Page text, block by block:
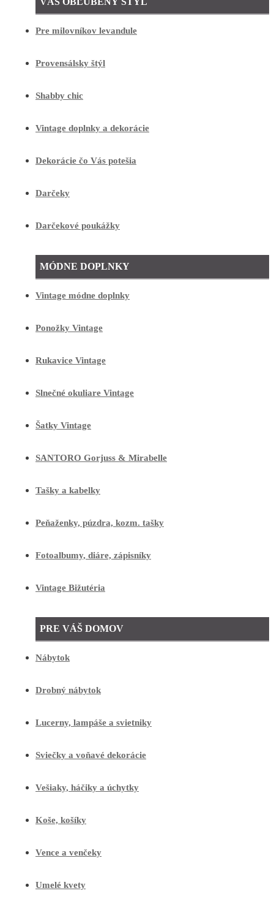
Pre milovníkov levandule
Provensálsky štýl
Shabby chic
Vintage doplnky a dekorácie
Dekorácie čo Vás potešia
Darčeky
Darčekové poukážky
MÓDNE DOPLNKY
Vintage módne doplnky
Ponožky Vintage
Rukavice Vintage
Slnečné okuliare Vintage
Šatky Vintage
SANTORO Gorjuss & Mirabelle
Tašky a kabelky
Peňaženky, púzdra, kozm. tašky
Fotoalbumy, diáre, zápisníky
Vintage Bižutéria
PRE VÁŠ DOMOV
Nábytok
Drobný nábytok
Lucerny, lampáše a svietniky
Sviečky a voňavé dekorácie
Vešiaky, háčiky a úchytky
Koše, košíky
Vence a venčeky
Umelé kvety